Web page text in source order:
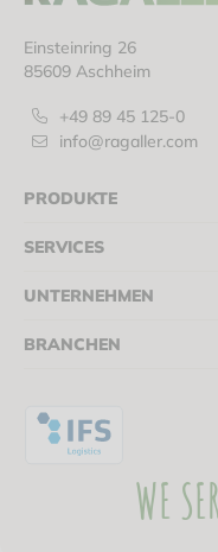
Einsteinring 26
85609 Aschheim
+49 89 45 125-0
info@ragaller.com
PRODUKTE
SERVICES
UNTERNEHMEN
BRANCHEN
WE